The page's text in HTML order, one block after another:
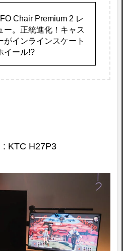
Chair Premium 2 レ
ー。正統進化！キャス
がインラインスケート
イール!?
: KTC H27P3